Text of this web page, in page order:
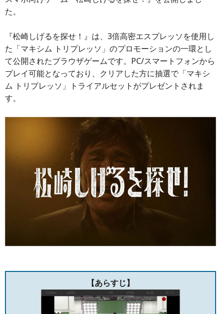
た。
『松崎しげるを探せ！』は、3倍高密エスプレッソを使用し
た「マキシム トリプレッソ」のプロモーションの一環とし
て公開されたブラウザゲームです。PC/スマートフォンから
プレイ可能となっており、クリアした方に抽選で「マキシ
ム トリプレッソ」トライアルセットがプレゼントされま
す。
【あらすじ】